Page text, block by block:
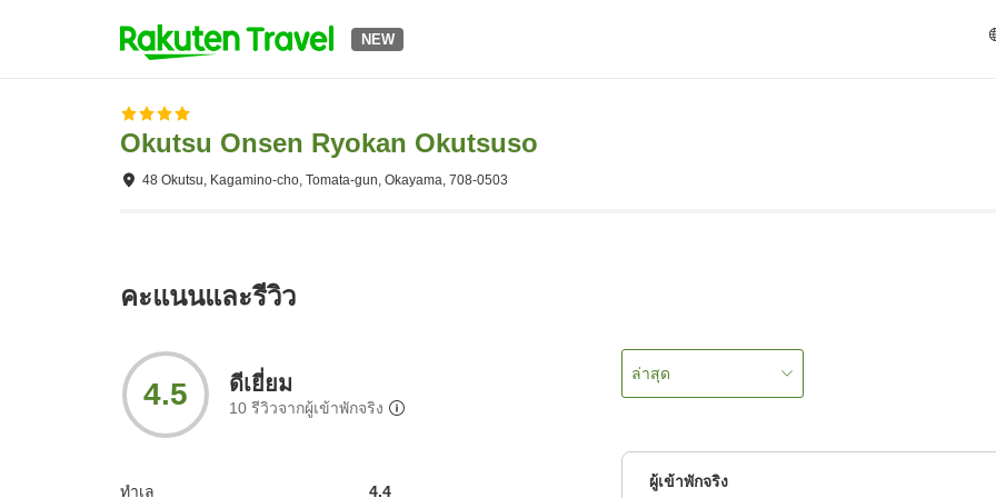
NEW
Okutsu Onsen Ryokan Okutsuso
48 Okutsu, Kagamino-cho, Tomata-gun, Okayama, 708-0503
คะแนนและรีวิว
4.5 ดีเยี่ยม
10 รีวิวจากผู้เข้าพักจริง
ทำเล 4.4
ล่าสุด
ผู้เข้าพักจริง